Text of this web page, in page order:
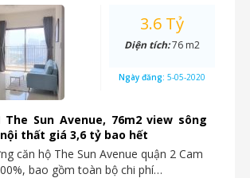
The Sun Avenue, 76m2 view sông
thất giá 3,6 tỷ bao hết
căn hộ The Sun Avenue quận 2 Cam
bao gồm toàn bộ chi phí…
3.6 Tỷ
Diện tích:76 m2
Ngày đăng: 5-05-2020